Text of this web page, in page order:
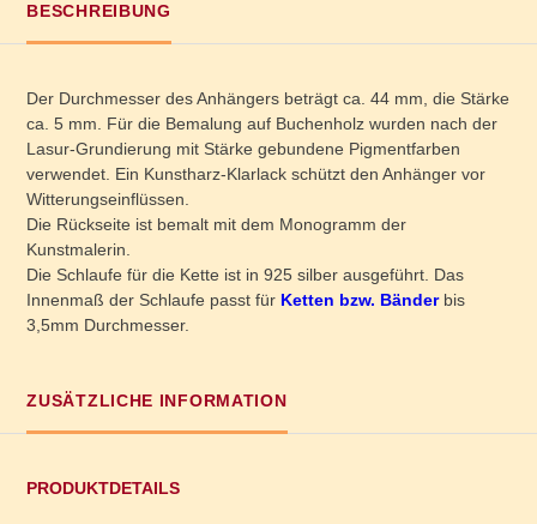
BESCHREIBUNG
Der Durchmesser des Anhängers beträgt ca. 44 mm, die Stärke
ca. 5 mm. Für die Bemalung auf Buchenholz wurden nach der
Lasur-Grundierung mit Stärke gebundene Pigmentfarben
verwendet. Ein Kunstharz-Klarlack schützt den Anhänger vor
Witterungseinflüssen.
Die Rückseite ist bemalt mit dem Monogramm der
Kunstmalerin.
Die Schlaufe für die Kette ist in 925 silber ausgeführt. Das
Innenmaß der Schlaufe passt für Ketten bzw. Bänderbis
3,5mm Durchmesser.
ZUSÄTZLICHE INFORMATION
PRODUKTDETAILS